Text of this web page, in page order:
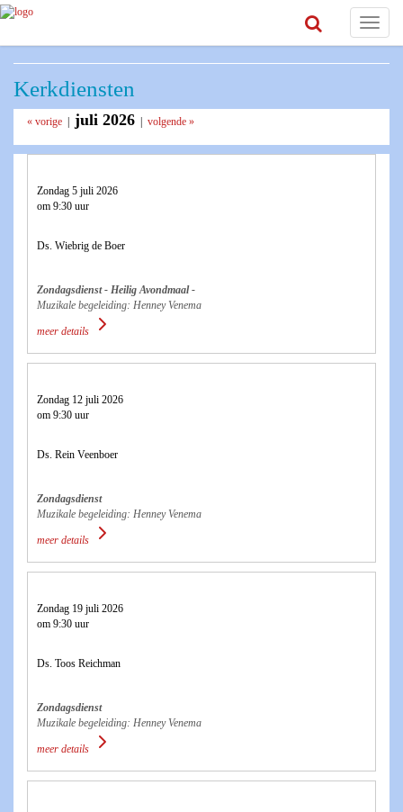
Toggle
Kerkdiensten
« vorige juli 2026 volgende »
Zondag 5 juli 2026
om 9:30 uur
Ds. Wiebrig de Boer
Zondagsdienst - Heilig Avondmaal -
Muzikale begeleiding: Henney Venema
meer details
Zondag 12 juli 2026
om 9:30 uur
Ds. Rein Veenboer
Zondagsdienst
Muzikale begeleiding: Henney Venema
meer details
Zondag 19 juli 2026
om 9:30 uur
Ds. Toos Reichman
Zondagsdienst
Muzikale begeleiding: Henney Venema
meer details